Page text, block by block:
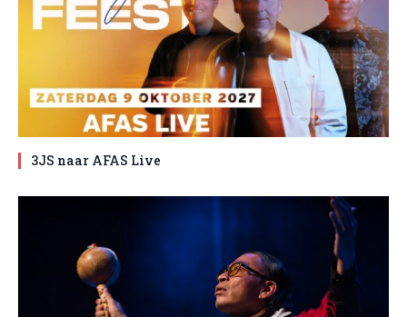
3JS naar AFAS Live